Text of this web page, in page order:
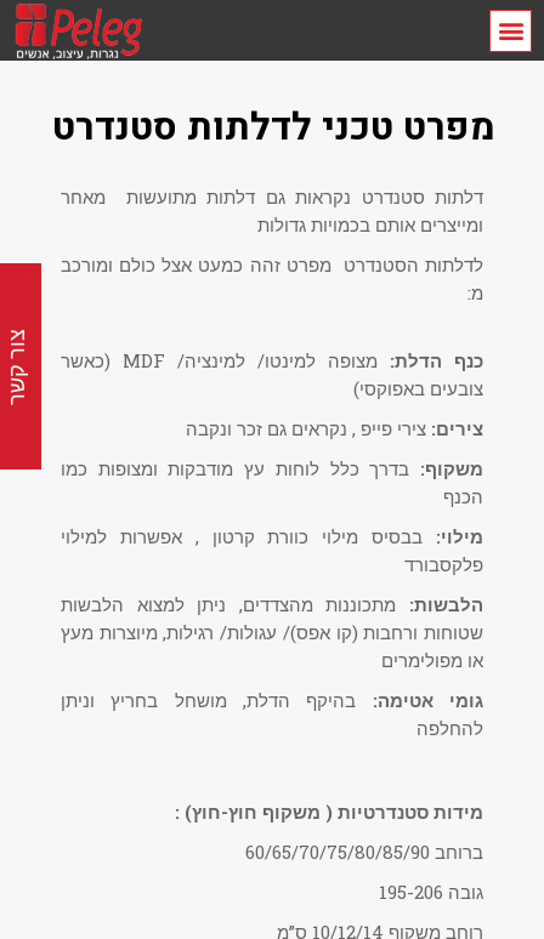
מפרט טכני לדלתות סטנדרט
דלתות סטנדרט נקראות גם דלתות מתועשות מאחר
ומייצרים אותם בכמויות גדולות
לדלתות הסטנדרט מפרט זהה כמעט אצל כולם ומורכב
מ:
כנף הדלת:
מצופה למינטו/ למינציה/ MDF (כאשר
צובעים באפוקסי)
צירים: צירי פייפ , נקראים גם זכר ונקבה
משקוף: בדרך כלל לוחות עץ מודבקות ומצופות כמו
הכנף
מילוי: בבסיס מילוי כוורת קרטון , אפשרות למילוי
פלקסבורד
הלבשות: מתכוננות מהצדדים, ניתן למצוא הלבשות
שטוחות ורחבות (קו אפס)/ עגולות/ רגילות, מיוצרות מעץ
או מפולימרים
גומי אטימה: בהיקף הדלת, מושחל בחריץ וניתן
להחלפה
מידות סטנדרטיות ( משקוף חוץ-חוץ) :
ברוחב 60/65/70/75/80/85/90
גובה 195-206
רוחב משקוף 10/12/14 ס”מ
צור קשר